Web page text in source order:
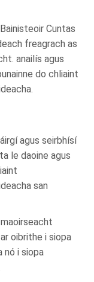
Cuntas
freagrach as
anailís agus
do chliaint
agus seirbhísí
le daoine agus
san
maoirseacht
oibrithe i siopa
nó i siopa